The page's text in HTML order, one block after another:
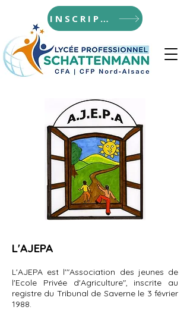
INSCRIPTIONS
L'AJEPA
L'AJEPA est l'"Association des jeunes de
l'Ecole Privée d'Agriculture", inscrite au
registre du Tribunal de Saverne le 3 février
1988.